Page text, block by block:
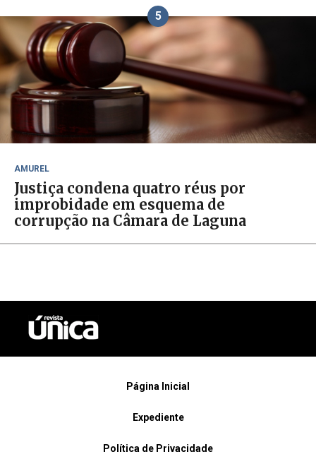
5
AMUREL
Justiça condena quatro réus por
improbidade em esquema de
corrupção na Câmara de Laguna
Página Inicial
Expediente
Política de Privacidade